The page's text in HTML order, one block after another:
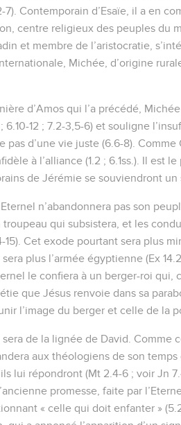
7). Contemporain d’Esaïe, il a en
centre religieux des peuples du
et membre de l’aristocratie,
Michée, d’origine
d’Amos qui l’a précédé,
6.10-12 ; 7.2-3,5-6) et souligne
pas d’une vie juste (6.6-8).
à l’alliance (1.2 ; 6.1ss.). Il est
de Jérémie se souviendront un
n’abandonnera pas son
troupeau qui subsistera, et les
15). Cet exode pourtant sera plus
plus l’armée égyptienne (Ex
le confiera à un berger-roi qui,
que Jésus renvoie dans sa
l’image du berger et celle de la
de la lignée de David. Comme
aux théologiens de son
lui répondront (Mt 2.4-6 ; voir Jn
promesse, faite par
« celle qui doit enfanter »